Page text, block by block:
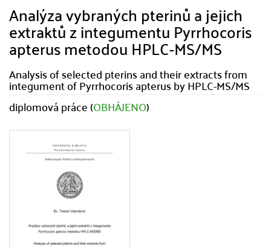
Analýza vybraných pterinů a jejich
extraktů z integumentu Pyrrhocoris
apterus metodou HPLC-MS/MS
Analysis of selected pterins and their extracts from
integument of Pyrrhocoris apterus by HPLC-MS/MS
diplomová práce (OBHÁJENO)